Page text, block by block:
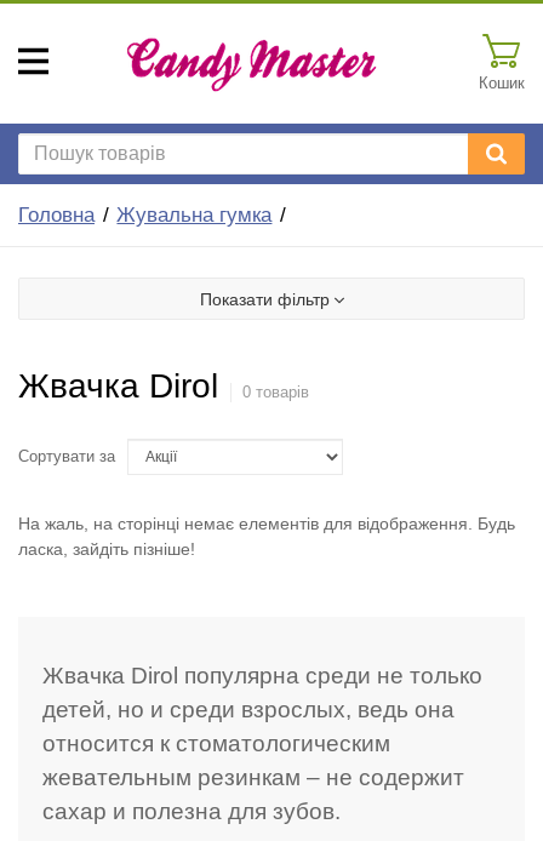
Кошик
Головна Жувальна гумка
Показати фільтр
Жвачка Dirol 0 товарів
Сортувати за
На жаль, на сторінці немає елементів для відображення. Будь
ласка, зайдіть пізніше!
Жвачка Dirol популярна среди не только
детей, но и среди взрослых, ведь она
относится к стоматологическим
жевательным резинкам – не содержит
сахар и полезна для зубов.